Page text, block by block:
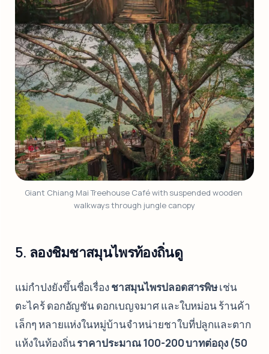
Giant Chiang Mai Treehouse Café with suspended wooden
walkways through jungle canopy
5. ลองชิมชาสมุนไพรท้องถิ่นดู
แม่กำปงยังขึ้นชื่อเรื่องชาสมุนไพรปลอดสารพิษเช่น
ตะไคร้ ดอกอัญชัน ดอกเบญจมาศ และใบหม่อน ร้านค้า
เล็กๆ หลายแห่งในหมู่บ้านจำหน่ายชาใบที่ปลูกและตาก
แห้งในท้องถิ่นราคาประมาณ 100-200 บาทต่อถุง (50